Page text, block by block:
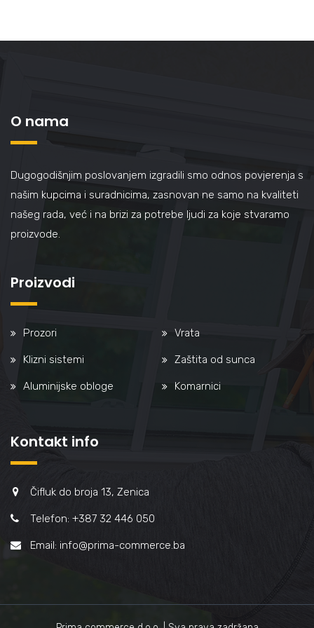
O nama
Dugogodišnjim poslovanjem izgradili smo odnos povjerenja s
našim kupcima i suradnicima, zasnovan ne samo na kvaliteti
našeg rada, već i na brizi za potrebe ljudi za koje stvaramo
proizvode.
Proizvodi
Prozori Vrata
Klizni sistemi Zaštita od sunca
Aluminijske obloge Komarnici
Kontakt info
Čifluk do broja 13, Zenica
Telefon: +387 32 446 050
Email: info@prima-commerce.ba